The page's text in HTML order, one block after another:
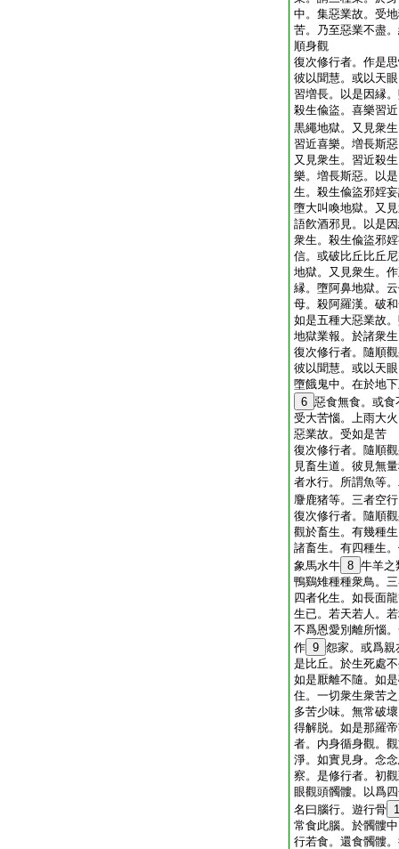
中。集惡業故。受
苦。乃至惡業不盡
順身觀
復次修行者。作是
彼以聞慧。或以天
習増長。以是因縁
殺生偸盜。喜樂習
黒繩地獄。又見衆
習近喜樂。増長斯
又見衆生。習近殺
樂。増長斯惡。以
生。殺生偸盜邪婬
墮大叫喚地獄。又
語飮酒邪見。以是
衆生。殺生偸盜邪
信。或破比丘比丘
地獄。又見衆生。
縁。墮阿鼻地獄。
母。殺阿羅漢。破
如是五種大惡業故
地獄業報。於諸衆
復次修行者。隨順
彼以聞慧。或以天
墮餓鬼中。在於地
6 惡食無食。或
受大苦惱。上雨大
惡業故。受如是苦
復次修行者。隨順
見畜生道。彼見無
者水行。所謂魚等
麞鹿猪等。三者空
復次修行者。隨順
觀於畜生。有幾種
諸畜生。有四種生
象馬水牛 8 牛羊之
鴨鷄雉種種衆鳥。
四者化生。如長面
生已。若天若人。
不爲恩愛別離所惱
作 9 怨家。或爲親
是比丘。於生死處
如是厭離不隨。如
住。一切衆生衆苦
多苦少味。無常破
得解脱。如是那羅
者。内身循身觀。
淨。如實見身。念
察。是修行者。初
眼觀頭髑髏。以爲
名曰腦行。遊行骨
常食此腦。於髑髏
行若食。還食髑髏